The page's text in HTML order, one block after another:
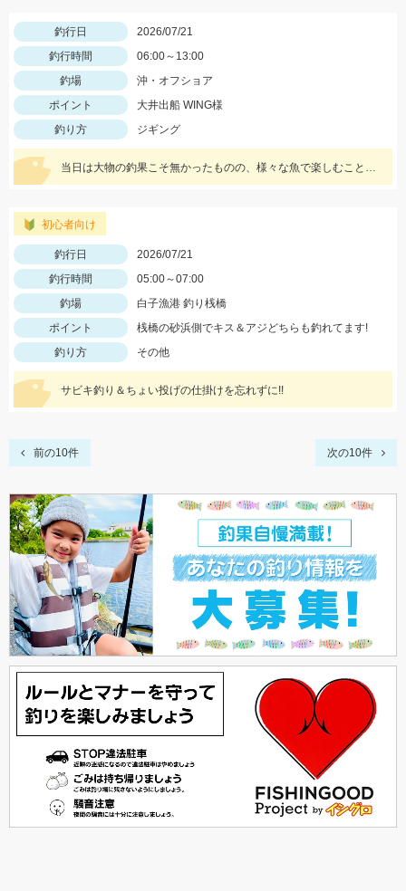
釣行日
2026/07/21
釣行時間
06:00～13:00
釣場
沖・オフショア
ポイント
大井出船 WING様
釣り方
ジギング
当日は大物の釣果こそ無かったものの、様々な魚で楽しむことが出来ました!!
初心者向け
釣行日
2026/07/21
釣行時間
05:00～07:00
釣場
白子漁港 釣り桟橋
ポイント
桟橋の砂浜側でキス＆アジどちらも釣れてます!
釣り方
その他
サビキ釣り＆ちょい投げの仕掛けを忘れずに!!
前の10件 次の10件